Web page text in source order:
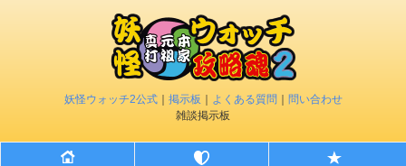
妖怪ウォッチ2公式｜ 掲示板 よくある質問
問い合わせ
雑談掲示板